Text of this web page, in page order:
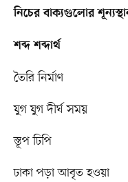
নিচের বাক্যগুলোর
শব্দ শব্দার্থ
তৈরি নির্মাণ
যুগ যুগ দীর্ঘ সময়
স্তূপ ঢিপি
ঢাকা পড়া আবৃত হওয়া